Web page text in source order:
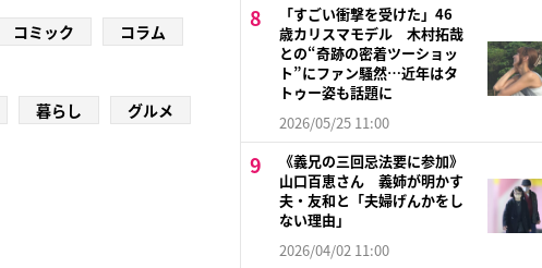
コミック
コラム
暮らし グルメ
「すごい衝撃を受けた」46
歳カリスマモデル 木村拓哉
との“奇跡の密着ツーショッ
ト”にファン騒然…近年はタ
トゥー姿も話題に
2026/05/25 11:00
《義兄の三回忌法要に参加》
山口百恵さん 義姉が明かす
夫・友和と「夫婦げんかをし
ない理由」
2026/04/02 11:00